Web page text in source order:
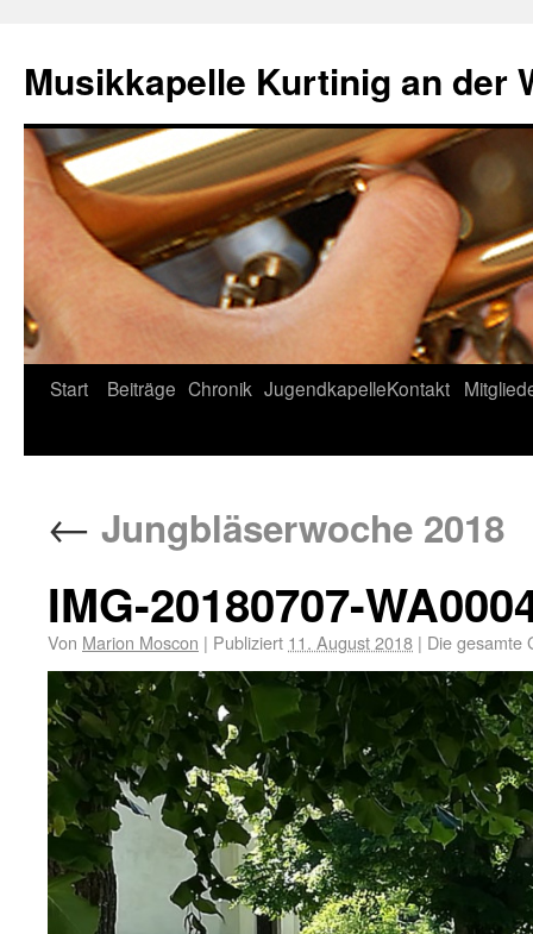
Musikkapelle Kurtinig an der
Start Beiträge Chronik JugendkapelleKontakt
← Jungbläserwoche 2018
IMG-20180707-
Von Marion Moscon | Publiziert 11. August 2018 | Die gesamte